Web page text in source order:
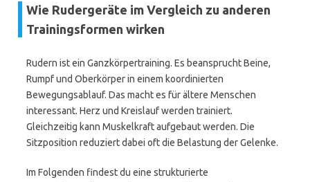
Wie Rudergeräte im Vergleich zu anderen
Trainingsformen wirken
Rudern ist ein Ganzkörpertraining. Es beansprucht Beine,
Rumpf und Oberkörper in einem koordinierten
Bewegungsablauf. Das macht es für ältere Menschen
interessant. Herz und Kreislauf werden trainiert.
Gleichzeitig kann Muskelkraft aufgebaut werden. Die
Sitzposition reduziert dabei oft die Belastung der Gelenke.
Im Folgenden findest du eine strukturierte